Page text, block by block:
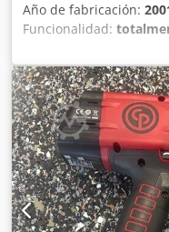
Año de fabricación:
Funcionalidad:
herramientas de
funcionales: Nuevo
Desoutter D315-S-
280 W Velocidad de
Peso: 0,90 kg Dcedpjv
para fabricación
demanda.